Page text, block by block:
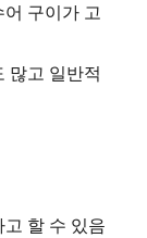
구이가 고
많고 일반적
할 수 있음